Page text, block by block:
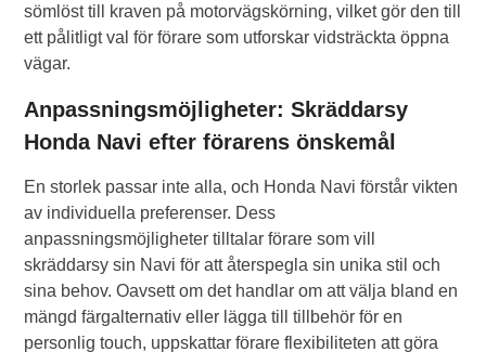
sömlöst till kraven på motorvägskörning, vilket gör den till
ett pålitligt val för förare som utforskar vidsträckta öppna
vägar.
Anpassningsmöjligheter: Skräddarsy
Honda Navi efter förarens önskemål
En storlek passar inte alla, och Honda Navi förstår vikten
av individuella preferenser. Dess
anpassningsmöjligheter tilltalar förare som vill
skräddarsy sin Navi för att återspegla sin unika stil och
sina behov. Oavsett om det handlar om att välja bland en
mängd färgalternativ eller lägga till tillbehör för en
personlig touch, uppskattar förare flexibiliteten att göra